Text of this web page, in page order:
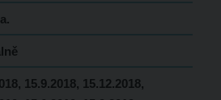
15.9.2018, 15.12.2018,